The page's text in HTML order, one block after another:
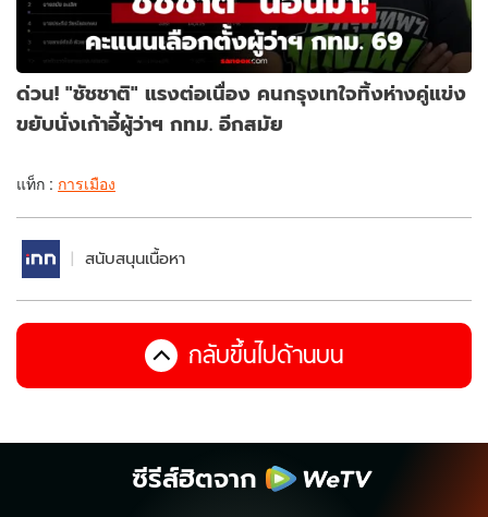
ด่วน! "ชัชชาติ" แรงต่อเนื่อง คนกรุงเทใจทิ้งห่างคู่แข่ง
ขยับนั่งเก้าอี้ผู้ว่าฯ กทม. อีกสมัย
แท็ก : การเมือง
สนับสนุนเนื้อหา
กลับขึ้นไปด้านบน
ซีรีส์ฮิตจาก